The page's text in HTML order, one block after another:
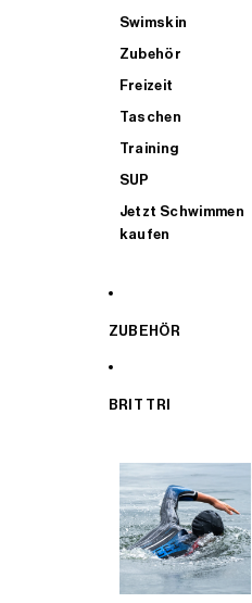
Swimskin
Zubehör
Freizeit
Taschen
Training
SUP
Jetzt Schwimmen
kaufen
ZUBEHÖR
BRIT TRI